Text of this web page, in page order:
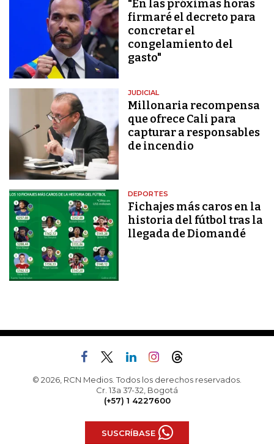
"En las próximas horas
firmaré el decreto para
concretar el
congelamiento del
gasto"
JUDICIAL
Millonaria recompensa
que ofrece Cali para
capturar a responsables
de incendio
DEPORTES
Fichajes más caros en la
historia del fútbol tras la
llegada de Diomandé
© 2026, RCN Medios. Todos los derechos reservados.
Cr. 13a 37-32, Bogotá
(+57) 1 4227600
SUSCRÍBASE